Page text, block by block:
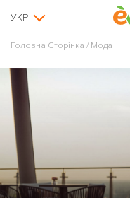
УКР
Головна Сторінка / Мода